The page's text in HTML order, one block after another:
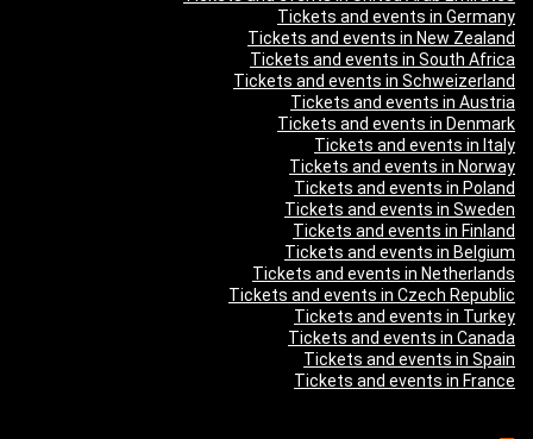
Tickets and events in Germany
Tickets and events in New Zealand
Tickets and events in South Africa
Tickets and events in Schweizerland
Tickets and events in Austria
Tickets and events in Denmark
Tickets and events in Italy
Tickets and events in Norway
Tickets and events in Poland
Tickets and events in Sweden
Tickets and events in Finland
Tickets and events in Belgium
Tickets and events in Netherlands
Tickets and events in Czech Republic
Tickets and events in Turkey
Tickets and events in Canada
Tickets and events in Spain
Tickets and events in France